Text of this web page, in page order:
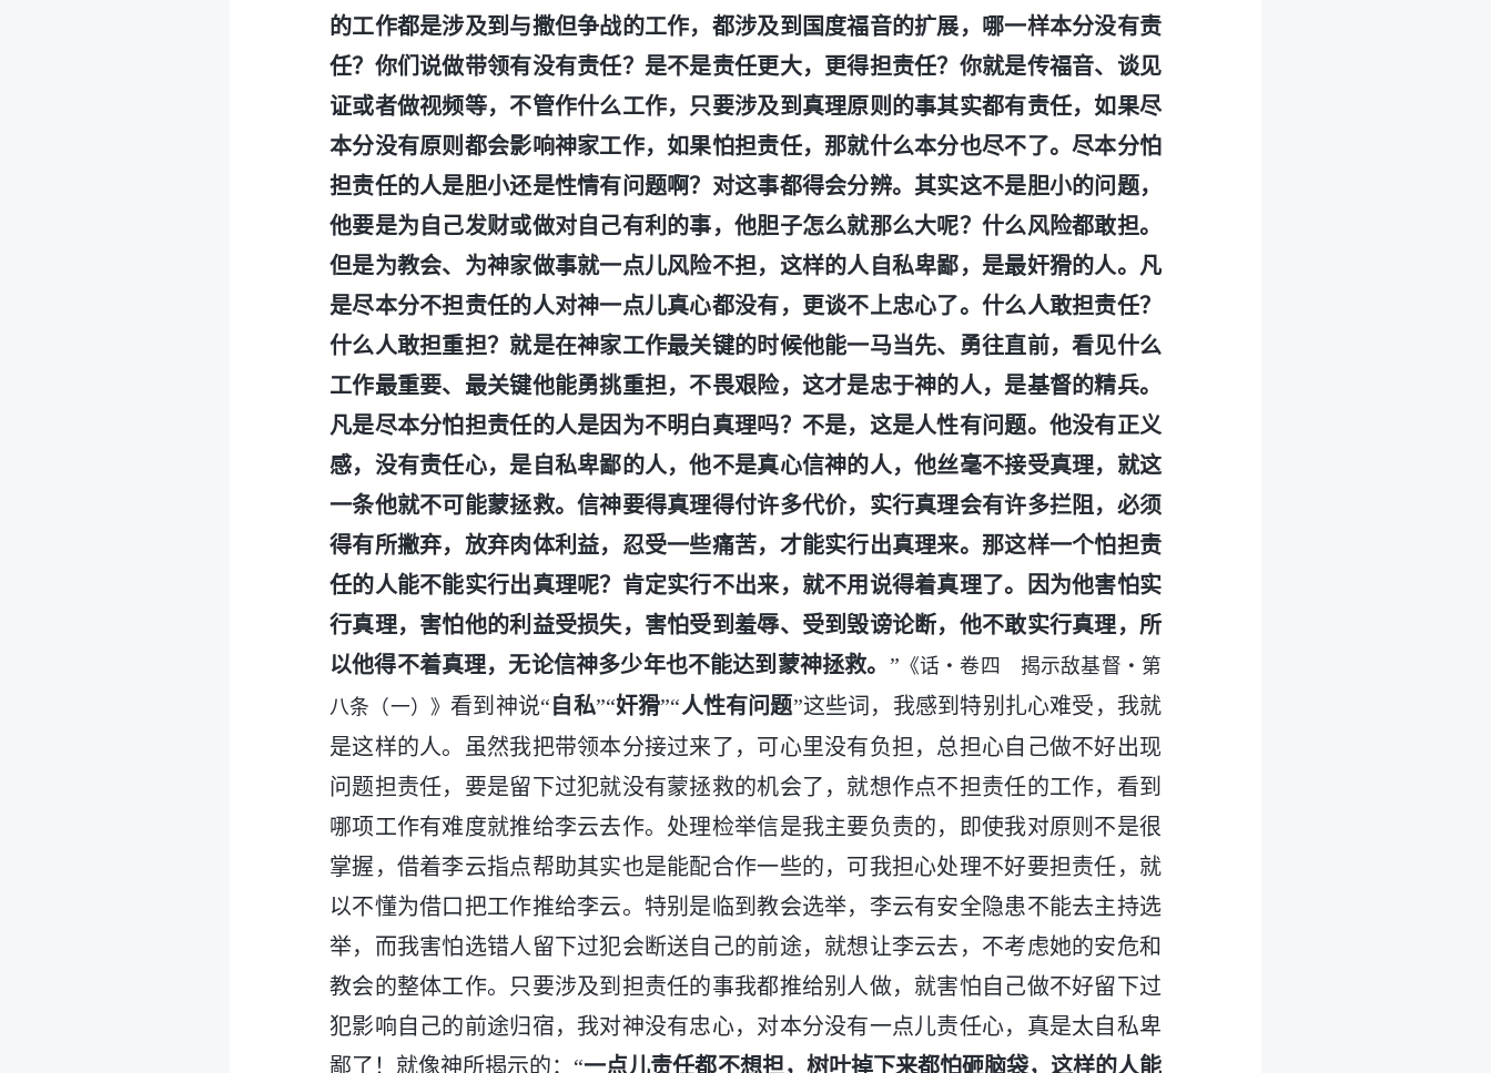
的工作都是涉及到与撒但争战的工作，都涉及到国度福音的扩展，哪一样本分没有责
任？你们说做带领有没有责任？是不是责任更大，更得担责任？你就是传福音、谈见
证或者做视频等，不管作什么工作，只要涉及到真理原则的事其实都有责任，如果尽
本分没有原则都会影响神家工作，如果怕担责任，那就什么本分也尽不了。尽本分怕
担责任的人是胆小还是性情有问题啊？对这事都得会分辨。其实这不是胆小的问题，
他要是为自己发财或做对自己有利的事，他胆子怎么就那么大呢？什么风险都敢担。
但是为教会、为神家做事就一点儿风险不担，这样的人自私卑鄙，是最奸猾的人。凡
是尽本分不担责任的人对神一点儿真心都没有，更谈不上忠心了。什么人敢担责任？
什么人敢担重担？就是在神家工作最关键的时候他能一马当先、勇往直前，看见什么
工作最重要、最关键他能勇挑重担，不畏艰险，这才是忠于神的人，是基督的精兵。
凡是尽本分怕担责任的人是因为不明白真理吗？不是，这是人性有问题。他没有正义
感，没有责任心，是自私卑鄙的人，他不是真心信神的人，他丝毫不接受真理，就这
一条他就不可能蒙拯救。信神要得真理得付许多代价，实行真理会有许多拦阻，必须
得有所撇弃，放弃肉体利益，忍受一些痛苦，才能实行出真理来。那这样一个怕担责
任的人能不能实行出真理呢？肯定实行不出来，就不用说得着真理了。因为他害怕实
行真理，害怕他的利益受损失，害怕受到羞辱、受到毁谤论断，他不敢实行真理，所
以他得不着真理，无论信神多少年也不能达到蒙神拯救。 ” 《话・卷四 揭示敌基督・第
八条（一）》看到神说“ 自私”“奸猾”“人性有问题”这些词，我感到特别扎心难受，我就
是这样的人。虽然我把带领本分接过来了，可心里没有负担，总担心自己做不好出现
问题担责任，要是留下过犯就没有蒙拯救的机会了，就想作点不担责任的工作，看到
哪项工作有难度就推给李云去作。处理检举信是我主要负责的，即使我对原则不是很
掌握，借着李云指点帮助其实也是能配合作一些的，可我担心处理不好要担责任，就
以不懂为借口把工作推给李云。特别是临到教会选举，李云有安全隐患不能去主持选
举，而我害怕选错人留下过犯会断送自己的前途，就想让李云去，不考虑她的安危和
教会的整体工作。只要涉及到担责任的事我都推给别人做，就害怕自己做不好留下过
犯影响自己的前途归宿，我对神没有忠心，对本分没有一点儿责任心，真是太自私卑
鄙了！就像神所揭示的：“一点儿责任都不想担，树叶掉下来都怕砸脑袋，这样的人能